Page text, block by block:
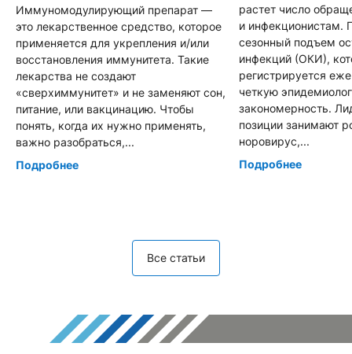
Иммуномодулирующий препарат —
это лекарственное средство, которое
применяется для укрепления и/или
восстановления иммунитета. Такие
лекарства не создают
«сверхиммунитет» и не заменяют сон,
питание, или вакцинацию. Чтобы
понять, когда их нужно применять,
важно разобраться,...
Подробнее
растет число
и инфекционистам.
сезонный подъем
инфекций (ОКИ),
регистрируется
четкую
закономерность.
позиции занимают
норовирус,...
Подробнее
Все статьи